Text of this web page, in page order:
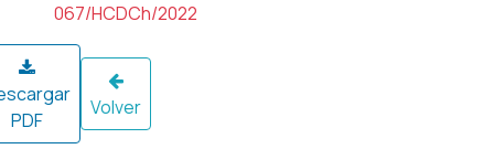
067/HCDCh/2022
PDF
Volver